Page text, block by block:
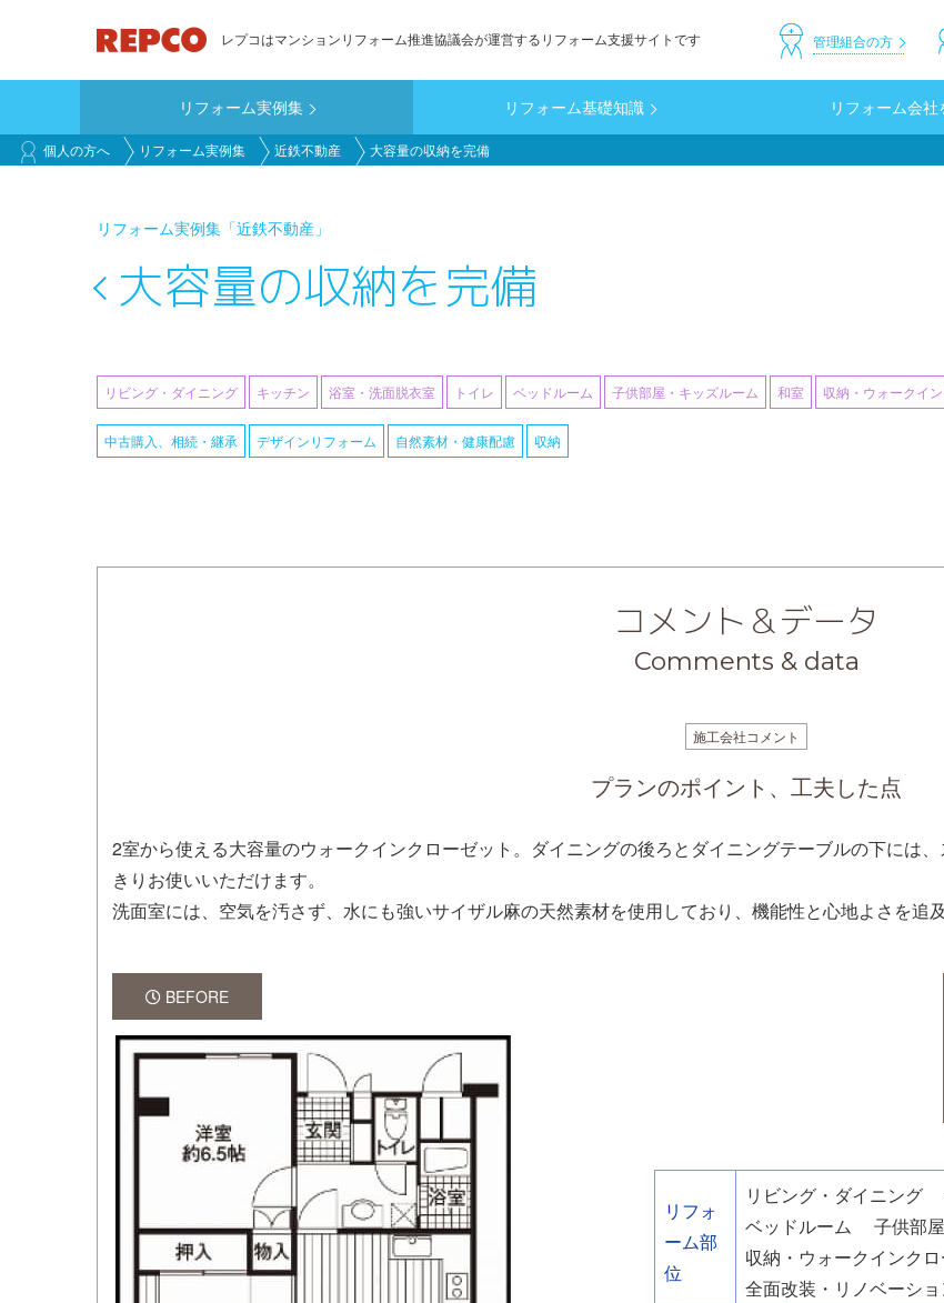
ン
ン
テ
レプコはマンションリフォーム推進協議会が運営するリフォーム支援サイトです 管理組合の方
main_customer
リフォーム実例集 リフォーム基礎知識 リフォーム会社
個人の方へ リフォーム実例集 近鉄不動産 大容量の収納を完備
リフォーム実例集 「近鉄不動産」
大容量の収納を完備
中古購入、相続・継承 デザインリフォーム 自然素材・健康配慮 収納
リビング・ダイニング キッチン 浴室・洗面脱衣室 トイレ ベッドルーム 子供部屋・キッズルーム 和室 収納・ウォークイ
コメント＆データ
Comments & data
施工会社コメント
プランのポイント、工夫した点
2室から使える大容量のウォークインクローゼット。ダイニングの後ろとダイニングテーブルの下には
きりお使いいただけます。
洗面室には、空気を汚さず、水にも強いサイザル麻の天然素材を使用しており、機能性と心地よさを追
BEFORE
リフォ
ーム部
位
リビング・ダイニング
ベッドルーム
子供部
収納・ウォークインクロ
全面改装・リノベーシ